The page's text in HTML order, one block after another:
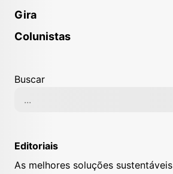
Gira
Colunistas
Buscar
Editoriais
As melhores soluções sustentáveis